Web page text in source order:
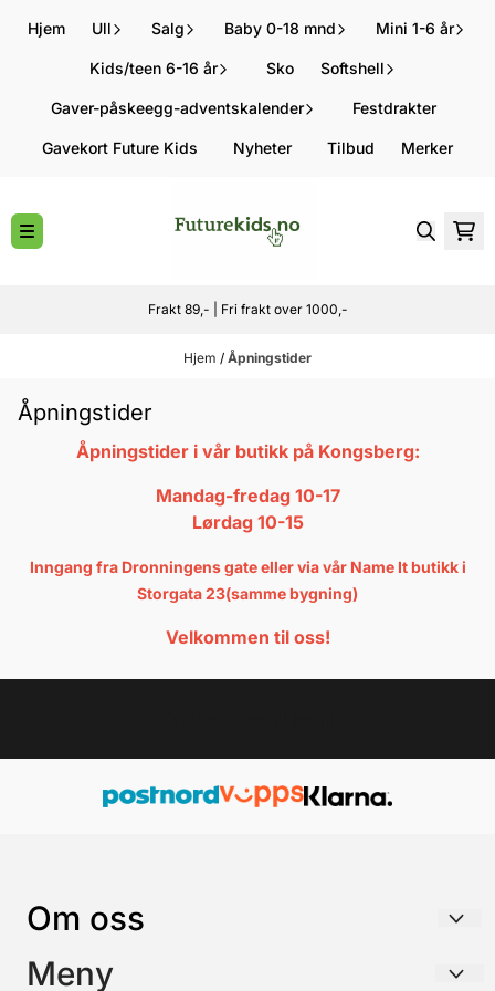
Hopp til innhold
Hjem Ull Salg Baby 0-18 mnd Mini 1-6 år
Kids/teen 6-16 år Sko Softshell
Gaver-påskeegg-adventskalender Festdrakter
Gavekort Future Kids Nyheter Tilbud Merker
Frakt 89,- | Fri frakt over 1000,-
Hjem / Åpningstider
Åpningstider
Åpningstider i vår butikk på Kongsberg:
Mandag-fredag 10-17
Lørdag 10-15
Inngang fra Dronningens gate eller via vår Name It butikk i
Storgata 23(samme bygning)
Velkommen til oss!
Om oss
FUTURE KIDS AS
Meny